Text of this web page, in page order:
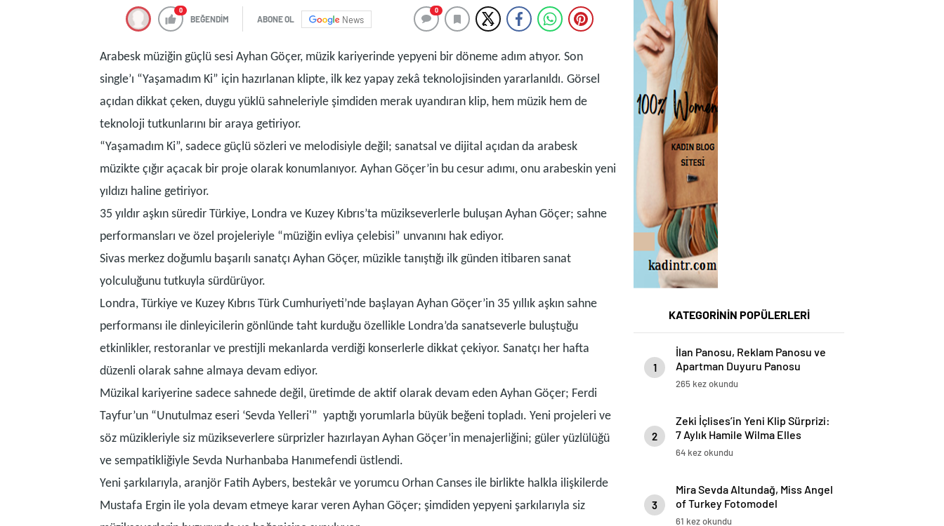
0
BEĞENDİM ABONE OL News
0
Arabesk müziğin güçlü sesi Ayhan Göçer, müzik kariyerinde yepyeni bir döneme adım atıyor. Son
single’ı “Yaşamadım Ki” için hazırlanan klipte, ilk kez yapay zekâ teknolojisinden yararlanıldı. Görsel
açıdan dikkat çeken, duygu yüklü sahneleriyle şimdiden merak uyandıran klip, hem müzik hem de
teknoloji tutkunlarını bir araya getiriyor.
“Yaşamadım Ki”, sadece güçlü sözleri ve melodisiyle değil; sanatsal ve dijital açıdan da arabesk
müzikte çığır açacak bir proje olarak konumlanıyor. Ayhan Göçer’in bu cesur adımı, onu arabeskin yeni
yıldızı haline getiriyor.
35 yıldır aşkın süredir Türkiye, Londra ve Kuzey Kıbrıs’ta müzikseverlerle buluşan Ayhan Göçer; sahne
performansları ve özel projeleriyle “müziğin evliya çelebisi” unvanını hak ediyor.
Sivas merkez doğumlu başarılı sanatçı Ayhan Göçer, müzikle tanıştığı ilk günden itibaren sanat
yolculuğunu tutkuyla sürdürüyor.
Londra, Türkiye ve Kuzey Kıbrıs Türk Cumhuriyeti’nde başlayan Ayhan Göçer’in 35 yıllık aşkın sahne
performansı ile dinleyicilerin gönlünde taht kurduğu özellikle Londra’da sanatseverle buluştuğu
etkinlikler, restoranlar ve prestijli mekanlarda verdiği konserlerle dikkat çekiyor. Sanatçı her hafta
düzenli olarak sahne almaya devam ediyor.
Müzikal kariyerine sadece sahnede değil, üretimde de aktif olarak devam eden Ayhan Göçer; Ferdi
Tayfur’un “Unutulmaz eseri ‘Sevda Yelleri'” yaptığı yorumlarla büyük beğeni topladı. Yeni projeleri ve
söz müzikleriyle siz müzikseverlere sürprizler hazırlayan Ayhan Göçer’in menajerliğini; güler yüzlülüğü
ve sempatikliğiyle Sevda Nurhanbaba Hanımefendi üstlendi.
Yeni şarkılarıyla, aranjör Fatih Aybers, bestekâr ve yorumcu Orhan Canses ile birlikte halkla ilişkilerde
Mustafa Ergin ile yola devam etmeye karar veren Ayhan Göçer; şimdiden yepyeni şarkılarıyla siz
KATEGORİNİN POPÜLERLERİ
1
İlan Panosu, Reklam Panosu ve
Apartman Duyuru Panosu
Kullanım Alanları ve Avantajları
265 kez okundu
2
Zeki İçlises’in Yeni Klip Sürprizi:
7 Aylık Hamile Wilma Elles
Kamera Karşısında!
64 kez okundu
3
Mira Sevda Altundağ, Miss Angel
of Turkey Fotomodel
Yarışmasının Birincisi Oldu
61 kez okundu